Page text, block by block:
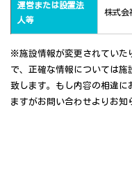
運営または設置法
人等
株式会
※施設情報が変更されていた
で、正確な情報については
致します。もし内容の相違に
ますがお問い合わせよりお知